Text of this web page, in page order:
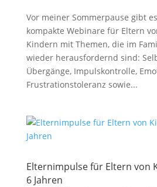
Vor meiner Sommerpause gibt
kompakte Webinare für Eltern
Kindern mit Themen, die im
wieder herausfordernd sind:
Übergänge, Impulskontrolle,
Frustrationstoleranz sowie...
Elternimpulse für Eltern von
6 Jahren